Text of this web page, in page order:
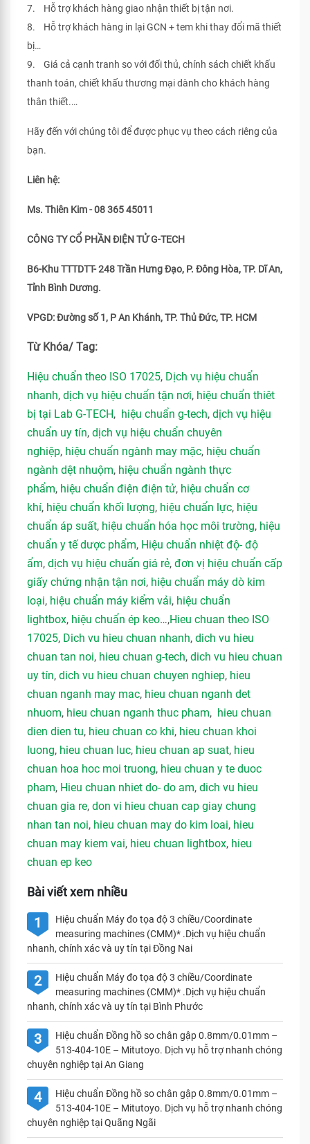
7. Hỗ trợ khách hàng giao nhận thiết bị tận nơi.
8. Hỗ trợ khách hàng in lại GCN + tem khi thay đổi mã thiết
bị…
9. Giá cả cạnh tranh so với đối thủ, chính sách chiết khấu
thanh toán, chiết khấu thương mại dành cho khách hàng
thân thiết.…
Hãy đến với chúng tôi để được phục vụ theo cách riêng của
bạn.
Liên hệ:
Ms. Thiên Kim - 08 365 45011
CÔNG TY CỔ PHẦN ĐIỆN TỬ G-TECH
B6-Khu TTTDTT- 248 Trần Hưng Đạo, P. Đông Hòa, TP. Dĩ An,
Tỉnh Bình Dương.
VPGD: Đường số 1, P An Khánh, TP. Thủ Đức, TP. HCM
Từ Khóa/ Tag:
Hiệu chuẩn theo ISO 17025, Dịch vụ hiệu chuẩn
nhanh, dịch vụ hiệu chuẩn tận nơi, hiệu chuẩn thiêt
bị tại Lab G-TECH, hiệu chuẩn g-tech, dịch vụ hiệu
chuẩn uy tín, dịch vụ hiệu chuẩn chuyên
nghiệp, hiệu chuẩn ngành may mặc, hiệu chuẩn
ngành dệt nhuộm, hiệu chuẩn ngành thực
phẩm, hiệu chuẩn điện điện tử, hiệu chuẩn cơ
khí, hiệu chuẩn khối lượng, hiệu chuẩn lực, hiệu
chuẩn áp suất, hiệu chuẩn hóa học môi trường, hiệu
chuẩn y tế dược phẩm, Hiệu chuẩn nhiệt độ- độ
ẩm, dịch vụ hiệu chuẩn giá rẻ, đơn vị hiệu chuẩn cấp
giấy chứng nhận tận nơi, hiệu chuẩn máy dò kim
loại, hiệu chuẩn máy kiểm vải, hiệu chuẩn
lightbox, hiệu chuẩn ép keo…,Hieu chuan theo ISO
17025, Dich vu hieu chuan nhanh, dich vu hieu
chuan tan noi, hieu chuan g-tech, dich vu hieu chuan
uy tín, dich vu hieu chuan chuyen nghiep, hieu
chuan nganh may mac, hieu chuan nganh det
nhuom, hieu chuan nganh thuc pham, hieu chuan
dien dien tu, hieu chuan co khi, hieu chuan khoi
luong, hieu chuan luc, hieu chuan ap suat, hieu
chuan hoa hoc moi truong, hieu chuan y te duoc
pham, Hieu chuan nhiet do- do am, dich vu hieu
chuan gia re, don vi hieu chuan cap giay chung
nhan tan noi, hieu chuan may do kim loai, hieu
chuan may kiem vai, hieu chuan lightbox, hieu
chuan ep keo
Bài viết xem nhiều
1
Hiệu chuẩn Máy đo tọa độ 3 chiều/Coordinate
measuring machines (CMM)* .Dịch vụ hiệu chuẩn
nhanh, chính xác và uy tín tại Đồng Nai
2
Hiệu chuẩn Máy đo tọa độ 3 chiều/Coordinate
measuring machines (CMM)* .Dịch vụ hiệu chuẩn
nhanh, chính xác và uy tín tại Bình Phước
3
Hiệu chuẩn Đồng hồ so chân gập 0.8mm/0.01mm –
513-404-10E – Mitutoyo. Dịch vụ hỗ trợ nhanh chóng
chuyên nghiệp tại An Giang
4
Hiệu chuẩn Đồng hồ so chân gập 0.8mm/0.01mm –
513-404-10E – Mitutoyo. Dịch vụ hỗ trợ nhanh chóng
chuyên nghiệp tại Quãng Ngãi